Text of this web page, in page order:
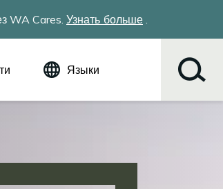
WA Cares. Узнать больше .
Языки
Русский